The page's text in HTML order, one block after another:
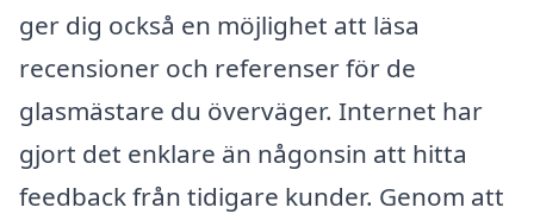
ger dig också en möjlighet att läsa
recensioner och referenser för de
glasmästare du överväger. Internet har
gjort det enklare än någonsin att hitta
feedback från tidigare kunder. Genom att